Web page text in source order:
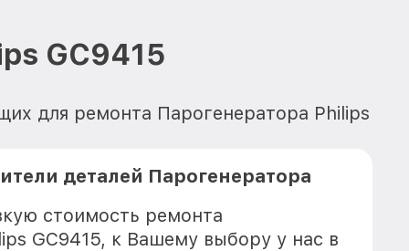
GC9415
для ремонта Парогенератора Philips
деталей Парогенератора
стоимость ремонта
GC9415, к Вашему выбору у нас в